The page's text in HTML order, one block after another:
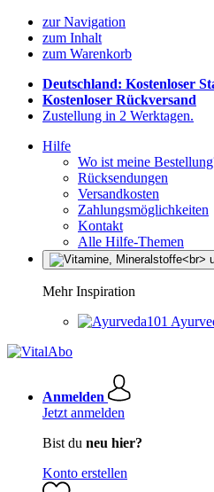
zur Navigation
zum Inhalt
zum Warenkorb
Deutschland: Kostenloser
Kostenloser Rückversand
Zustellung in 2 Werktagen.
Hilfe
Wo ist meine
Rücksendungen
Versandkosten
Zahlungsmöglichkeiten
Kontakt
Alle Hilfe-Themen
Mehr Inspiration
Anmelden
Jetzt anmelden
Bist du neu hier?
Konto erstellen